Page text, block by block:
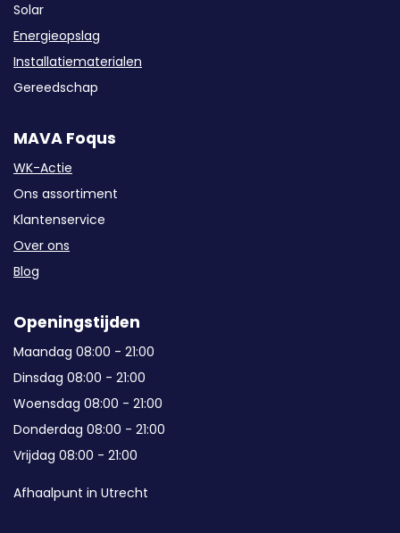
Solar
Energieopslag
Installatiematerialen
Gereedschap
MAVA Foqus
WK-Actie
Ons assortiment
Klantenservice
Over ons
Blog
Openingstijden
Maandag 08:00 - 21:00
Dinsdag 08:00 - 21:00
Woensdag 08:00 - 21:00
Donderdag 08:00 - 21:00
Vrijdag 08:00 - 21:00
Afhaalpunt in Utrecht